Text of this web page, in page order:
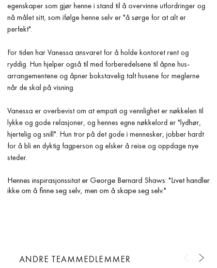
egenskaper som gjør henne i stand til å overvinne utfordringer og
nå målet sitt, som ifølge henne selv er "å sørge for at alt er
perfekt".
For tiden har Vanessa ansvaret for å holde kontoret rent og
ryddig. Hun hjelper også til med forberedelsene til åpne hus-
arrangementene og åpner bokstavelig talt husene for meglerne
når de skal på visning.
Vanessa er overbevist om at empati og vennlighet er nøkkelen til
lykke og gode relasjoner, og hennes egne nøkkelord er "lydhør,
hjertelig og snill". Hun tror på det gode i mennesker, jobber hardt
for å bli en dyktig fagperson og elsker å reise og oppdage nye
steder.
Hennes inspirasjonssitat er George Bernard Shaws: "Livet handler
ikke om å finne seg selv, men om å skape seg selv."
ANDRE TEAMMEDLEMMER